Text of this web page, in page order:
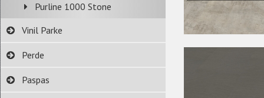
Purline 1000 Stone
Vinil Parke
Perde
Paspas